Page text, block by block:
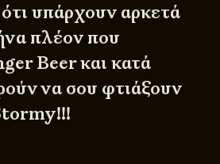
υπάρχουν αρκετά
πλέον που
Beer και κατά
να σου φτιάξουν